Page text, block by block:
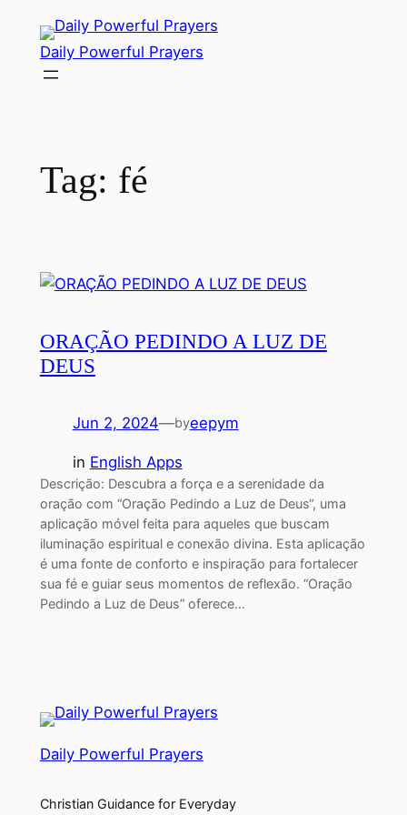
content
Daily Powerful Prayers
Tag: fé
ORAÇÃO PEDINDO A LUZ DE
DEUS
Jun 2, 2024—byeepym
in English Apps
Descrição: Descubra a força e a serenidade da
oração com “Oração Pedindo a Luz de Deus“, uma
aplicação móvel feita para aqueles que buscam
iluminação espiritual e conexão divina. Esta aplicação
é uma fonte de conforto e inspiração para fortalecer
sua fé e guiar seus momentos de reflexão. “Oração
Pedindo a Luz de Deus” oferece…
Daily Powerful Prayers
Christian Guidance for Everyday